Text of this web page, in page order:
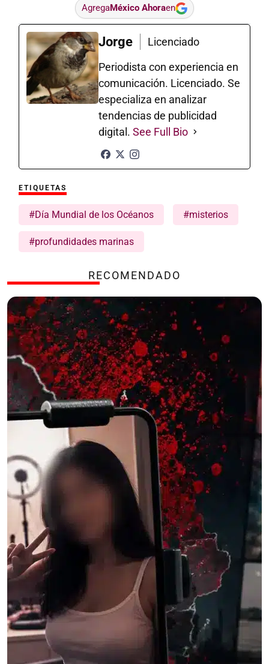
AgregaMéxico Ahoraen
Jorge
Licenciado
Periodista con experiencia en
comunicación. Licenciado. Se
especializa en analizar
tendencias de publicidad
digital. See Full Bio
ETIQUETAS
#Día Mundial de los Océanos #misterios
#profundidades marinas
RECOMENDADO